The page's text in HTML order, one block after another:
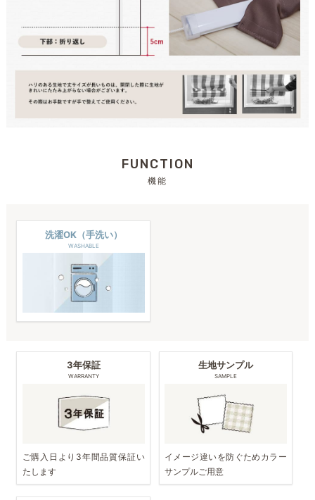
FUNCTION
機能
洗濯OK（手洗い）
WASHABLE
3年保証
WARRANTY
ご購入日より3年間品質保証い
たします
生地サンプル
SAMPLE
イメージ違いを防ぐためカラー
サンプルご用意